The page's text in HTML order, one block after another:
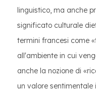
linguistico, ma anche
significato culturale
termini francesi come
all'ambiente in cui
anche la nozione di
un valore